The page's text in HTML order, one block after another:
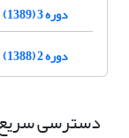
دوره 3 (1389)
دوره 2 (1388)
دسترسی